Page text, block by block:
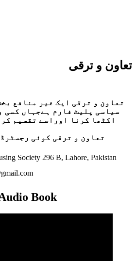
تعاون و ترقی
تعاون و ترقی ایک غیر منافع
سیاسی پلیٹ فارم ہےجہاں کسی
اکٹھا کرنا اوراسے تقسیم
تعاون و ترقی کوئی
Society 296 B, Lahore, Pakistan
Book